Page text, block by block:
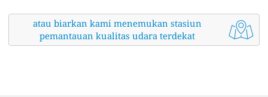
atau biarkan kami menemukan stasiun
pemantauan kualitas udara terdekat